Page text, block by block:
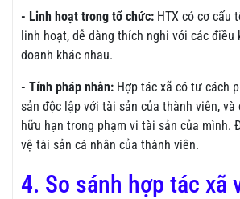
- Linh hoạt trong tổ chức: HTX có cơ cấu
linh hoạt, dễ dàng thích nghi với các điều
doanh khác nhau.
- Tính pháp nhân: Hợp tác xã có tư cách
sản độc lập với tài sản của thành viên, và
hữu hạn trong phạm vi tài sản của mình.
vệ tài sản cá nhân của thành viên.
4. So sánh hợp tác xã